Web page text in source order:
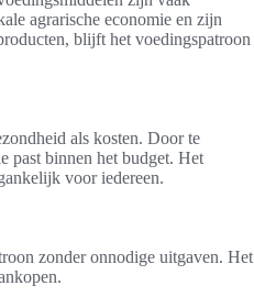
agrarische economie en zijn
blijft het voedingspatroon
als kosten. Door te
past binnen het budget. Het
voor iedereen.
zonder onnodige uitgaven. Het